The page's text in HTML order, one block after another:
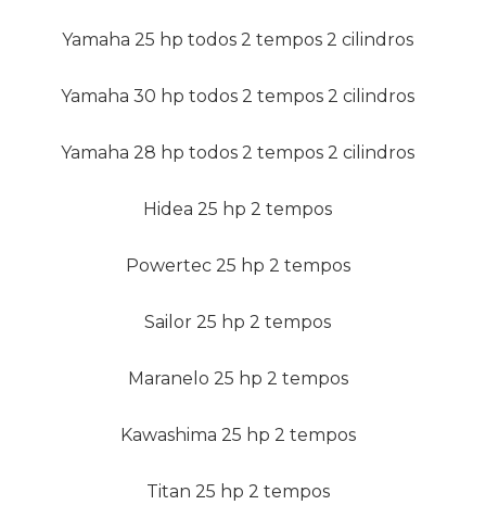
Yamaha 25 hp todos 2 tempos 2 cilindros
Yamaha 30 hp todos 2 tempos 2 cilindros
Yamaha 28 hp todos 2 tempos 2 cilindros
Hidea 25 hp 2 tempos
Powertec 25 hp 2 tempos
Sailor 25 hp 2 tempos
Maranelo 25 hp 2 tempos
Kawashima 25 hp 2 tempos
Titan 25 hp 2 tempos